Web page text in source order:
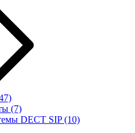
(7)
DECT SIP(10)